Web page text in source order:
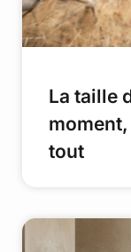
La taille
tout